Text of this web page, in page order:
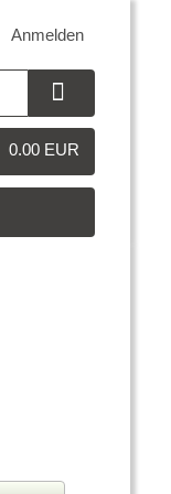
Anmelden
0.00 EUR